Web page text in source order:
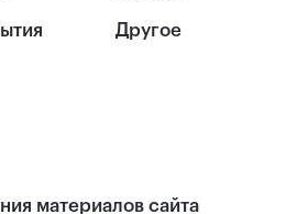
Другое
материалов сайта